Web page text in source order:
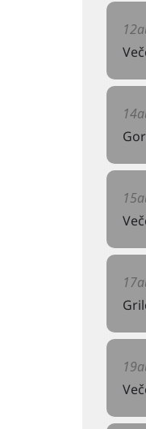
12
14
15
17
19